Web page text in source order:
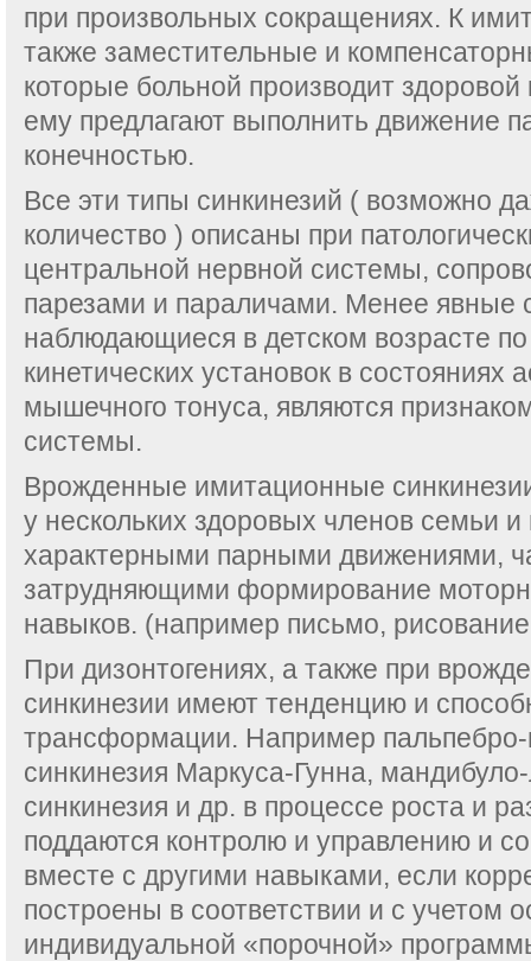
при произвольных сокращениях. К
также заместительные и
которые больной производит здоровой
ему предлагают выполнить движение
конечностью.
Все эти типы синкинезий ( возможно
количество ) описаны при
центральной нервной системы,
парезами и параличами. Менее явные
наблюдающиеся в детском возрасте
кинетических установок в состояниях
мышечного тонуса, являются
системы.
Врожденные имитационные
у нескольких здоровых членов семьи и
характерными парными движениями,
затрудняющими формирование
навыков. (например письмо,
При дизонтогениях, а также при
синкинезии имеют тенденцию и
трансформации. Например
синкинезия Маркуса-Гунна,
синкинезия и др. в процессе роста и
поддаются контролю и управлению и
вместе с другими навыками, если
построены в соответствии и с учетом
индивидуальной «порочной»